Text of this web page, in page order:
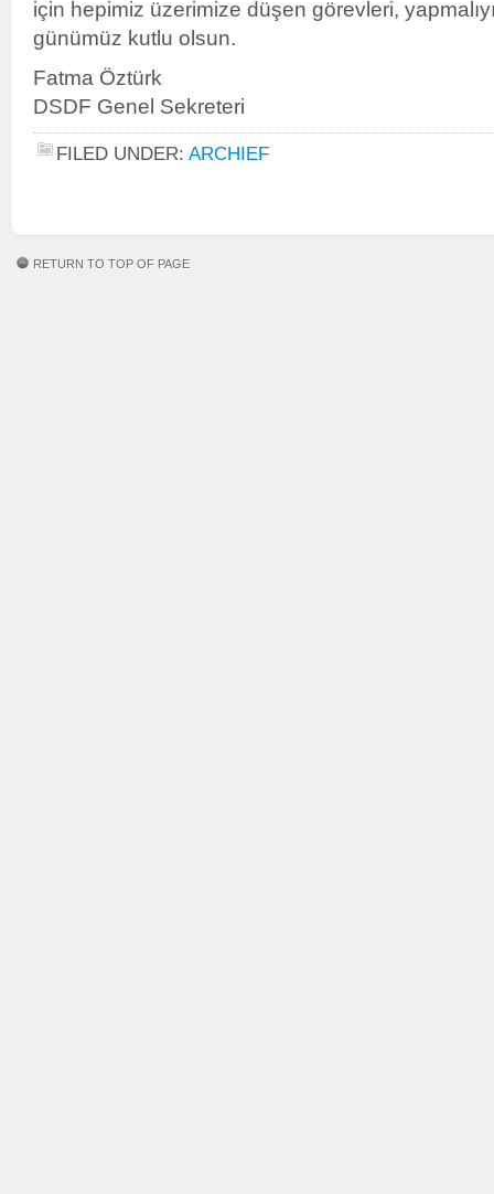
için hepimiz üzerimize düşen görevleri,
günümüz kutlu olsun.
Fatma Öztürk
DSDF Genel Sekreteri
FILED UNDER: ARCHIEF
RETURN TO TOP OF PAGE